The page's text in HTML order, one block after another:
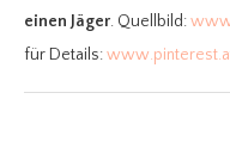
einen Jäger. Quellbild:
für Details: